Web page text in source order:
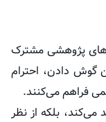
پژوهشی مشترک
گوش دادن، احترام
فراهم می‌کنند.
می‌کند، بلکه از نظر